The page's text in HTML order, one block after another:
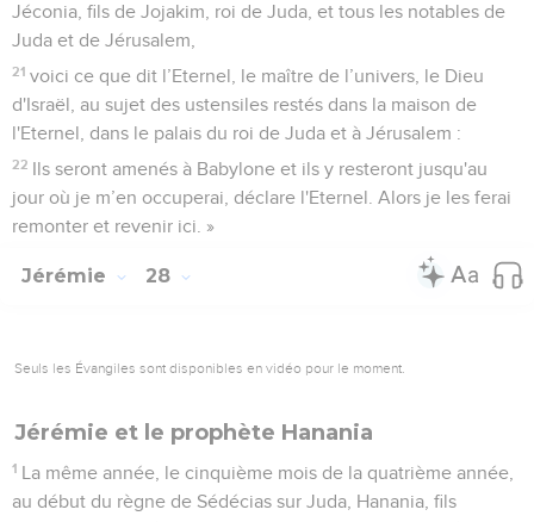
Jéconia, fils de Jojakim, roi de Juda, et tous les notables de
Juda et de Jérusalem,
21 voici ce que dit l’Eternel, le maître de l’univers, le Dieu
d'Israël, au sujet des ustensiles restés dans la maison de
l'Eternel, dans le palais du roi de Juda et à Jérusalem :
22 Ils seront amenés à Babylone et ils y resteront jusqu'au
jour où je m’en occuperai, déclare l'Eternel. Alors je les ferai
remonter et revenir ici. »
Jérémie 28
Seuls les Évangiles sont disponibles en vidéo pour le moment.
Jérémie et le prophète Hanania
1 La même année, le cinquième mois de la quatrième année,
au début du règne de Sédécias sur Juda, Hanania, fils